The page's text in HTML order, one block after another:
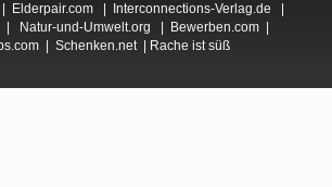
Elderpair.com| Interconnections-Verlag.de
Natur-und-Umwelt.org Bewerben.com
Schenken.net| Rache ist süß